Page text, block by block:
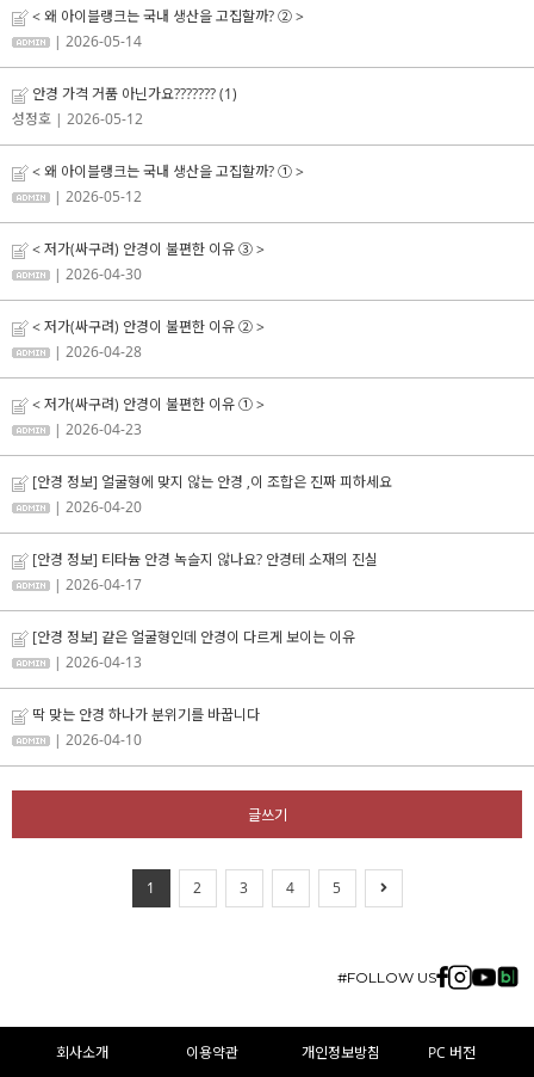
< 왜 아이블랭크는 국내 생산을 고집할까? ② >
| 2026-05-14
안경 가격 거품 아닌가요???????(1)
성정호 | 2026-05-12
< 왜 아이블랭크는 국내 생산을 고집할까? ① >
| 2026-05-12
< 저가(싸구려) 안경이 불편한 이유 ③ >
| 2026-04-30
< 저가(싸구려) 안경이 불편한 이유 ② >
| 2026-04-28
< 저가(싸구려) 안경이 불편한 이유 ① >
| 2026-04-23
[안경 정보] 얼굴형에 맞지 않는 안경 ,이 조합은 진짜 피하세요
| 2026-04-20
[안경 정보] 티타늄 안경 녹슬지 않나요? 안경테 소재의 진실
| 2026-04-17
[안경 정보] 같은 얼굴형인데 안경이 다르게 보이는 이유
| 2026-04-13
딱 맞는 안경 하나가 분위기를 바꿉니다
| 2026-04-10
글쓰기
1 2 3 4 5
#FOLLOW US
회사소개 이용약관 개인정보방침 PC 버전